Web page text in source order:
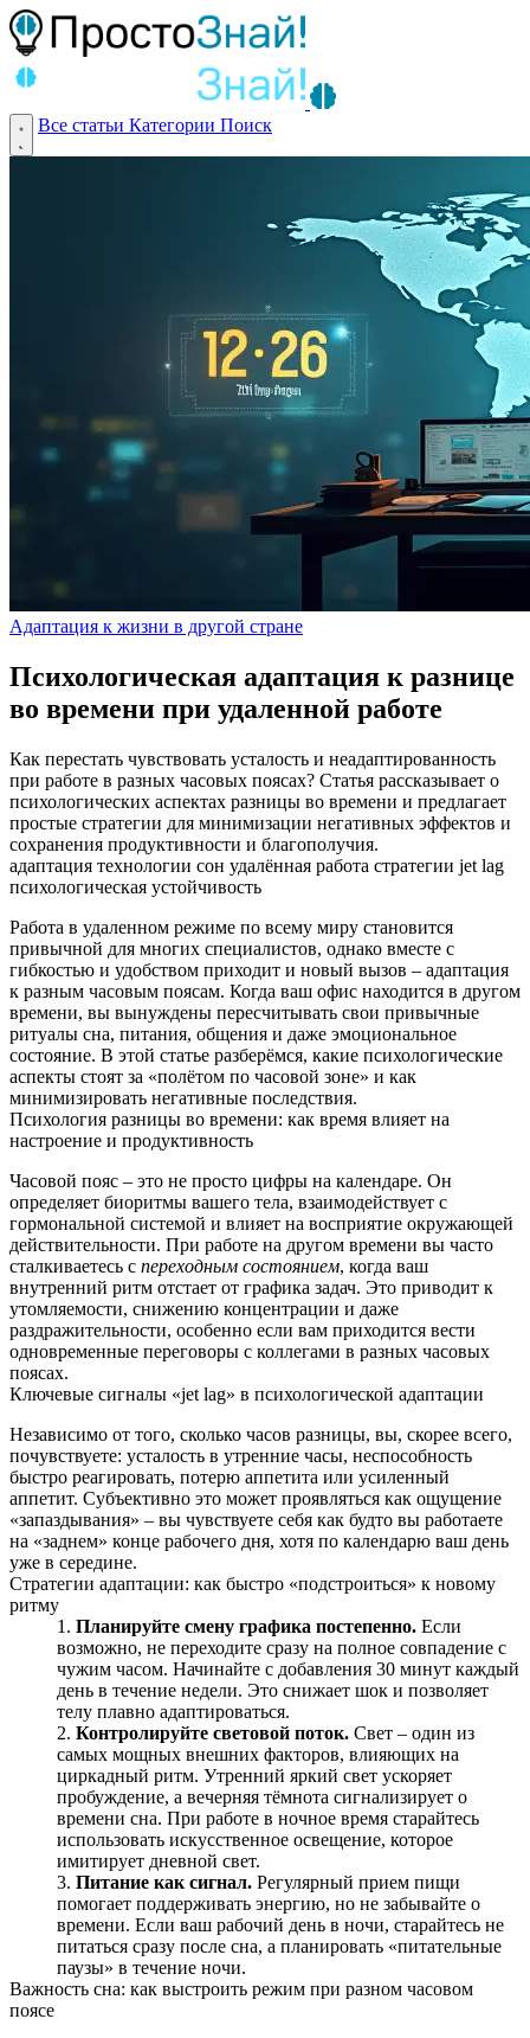
Все статьи Категории Поиск
Адаптация к жизни в другой стране
Психологическая адаптация к разнице
во времени при удаленной работе
Как перестать чувствовать усталость и неадаптированность
при работе в разных часовых поясах? Статья рассказывает о
психологических аспектах разницы во времени и предлагает
простые стратегии для минимизации негативных эффектов и
сохранения продуктивности и благополучия.
адаптация технологии сон удалённая работа стратегии jet lag
психологическая устойчивость
Работа в удаленном режиме по всему миру становится
привычной для многих специалистов, однако вместе с
гибкостью и удобством приходит и новый вызов – адаптация
к разным часовым поясам. Когда ваш офис находится в другом
времени, вы вынуждены пересчитывать свои привычные
ритуалы сна, питания, общения и даже эмоциональное
состояние. В этой статье разберёмся, какие психологические
аспекты стоят за «полётом по часовой зоне» и как
минимизировать негативные последствия.
Психология разницы во времени: как время влияет на
настроение и продуктивность
Часовой пояс – это не просто цифры на календаре. Он
определяет биоритмы вашего тела, взаимодействует с
гормональной системой и влияет на восприятие окружающей
действительности. При работе на другом времени вы часто
сталкиваетесь с переходным состоянием, когда ваш
внутренний ритм отстает от графика задач. Это приводит к
утомляемости, снижению концентрации и даже
раздражительности, особенно если вам приходится вести
одновременные переговоры с коллегами в разных часовых
поясах.
Ключевые сигналы «jet lag» в психологической адаптации
Независимо от того, сколько часов разницы, вы, скорее всего,
почувствуете: усталость в утренние часы, неспособность
быстро реагировать, потерю аппетита или усиленный
аппетит. Субъективно это может проявляться как ощущение
«запаздывания» – вы чувствуете себя как будто вы работаете
на «заднем» конце рабочего дня, хотя по календарю ваш день
уже в середине.
Стратегии адаптации: как быстро «подстроиться» к новому
ритму
Планируйте смену графика постепенно. Если
возможно, не переходите сразу на полное совпадение с
чужим часом. Начинайте с добавления 30 минут каждый
день в течение недели. Это снижает шок и позволяет
телу плавно адаптироваться.
Контролируйте световой поток. Свет – один из
самых мощных внешних факторов, влияющих на
циркадный ритм. Утренний яркий свет ускоряет
пробуждение, а вечерняя тёмнота сигнализирует о
времени сна. При работе в ночное время старайтесь
использовать искусственное освещение, которое
имитирует дневной свет.
Питание как сигнал. Регулярный прием пищи
помогает поддерживать энергию, но не забывайте о
времени. Если ваш рабочий день в ночи, старайтесь не
питаться сразу после сна, а планировать «питательные
паузы» в течение ночи.
Важность сна: как выстроить режим при разном часовом
поясе